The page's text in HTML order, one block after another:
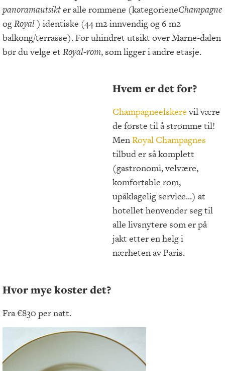
panoramautsikter alle rommene (kategorieneChampagne
ogRoyal) identiske (44 m2 innvendig og 6 m2
balkong/terrasse). For uhindret utsikt over Marne-dalen
bør du velge et Royal-rom, som ligger i andre etasje.
Hvem er det for?
Champagneelskerevil være
de første til å strømme til!
MenRoyal Champagnes
tilbud er så komplett
(gastronomi, velvære,
komfortable rom,
upåklagelig service...) at
hotellet henvender seg til
alle livsnytere som er på
jakt etter en helg i
nærheten av Paris.
Hvor mye koster det?
Fra €830 per natt.